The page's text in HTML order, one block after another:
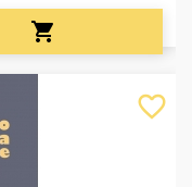

favorite_border